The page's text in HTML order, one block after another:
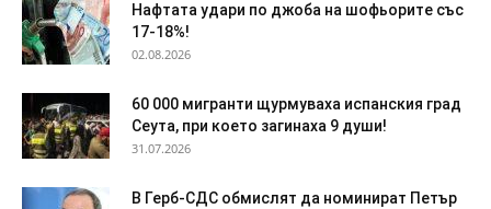
Нафтата удари по джоба на шофьорите със
17-18%!
02.08.2026
60 000 мигранти щурмуваха испанския град
Сеута, при което загинаха 9 души!
31.07.2026
В Герб-СДС обмислят да номинират Петър